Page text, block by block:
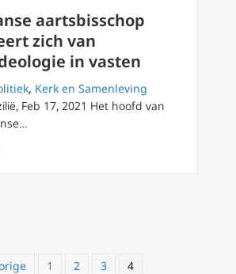
aartsbisschop
zich van
in vasten
, Kerk en Samenleving
Feb 17, 2021 Het hoofd van
Braziliaanse aartsbisschop
1 2 3 4